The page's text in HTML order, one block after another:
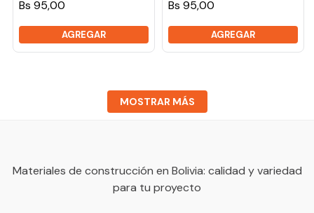
Bs 95,00
AGREGAR
Bs 95,00
AGREGAR
MOSTRAR MÁS
Materiales de construcción en Bolivia: calidad y variedad
para tu proyecto